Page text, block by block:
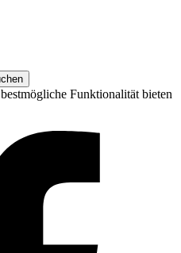
Funktionalität bieten